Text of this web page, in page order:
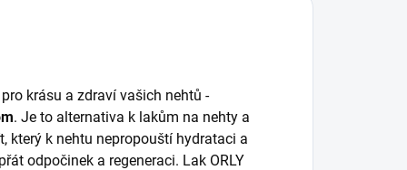
krásu a zdraví vašich nehtů -
. Je to alternativa k lakům na nehty a
který k nehtu nepropouští hydrataci a
odpočinek a regeneraci. Lak ORLY